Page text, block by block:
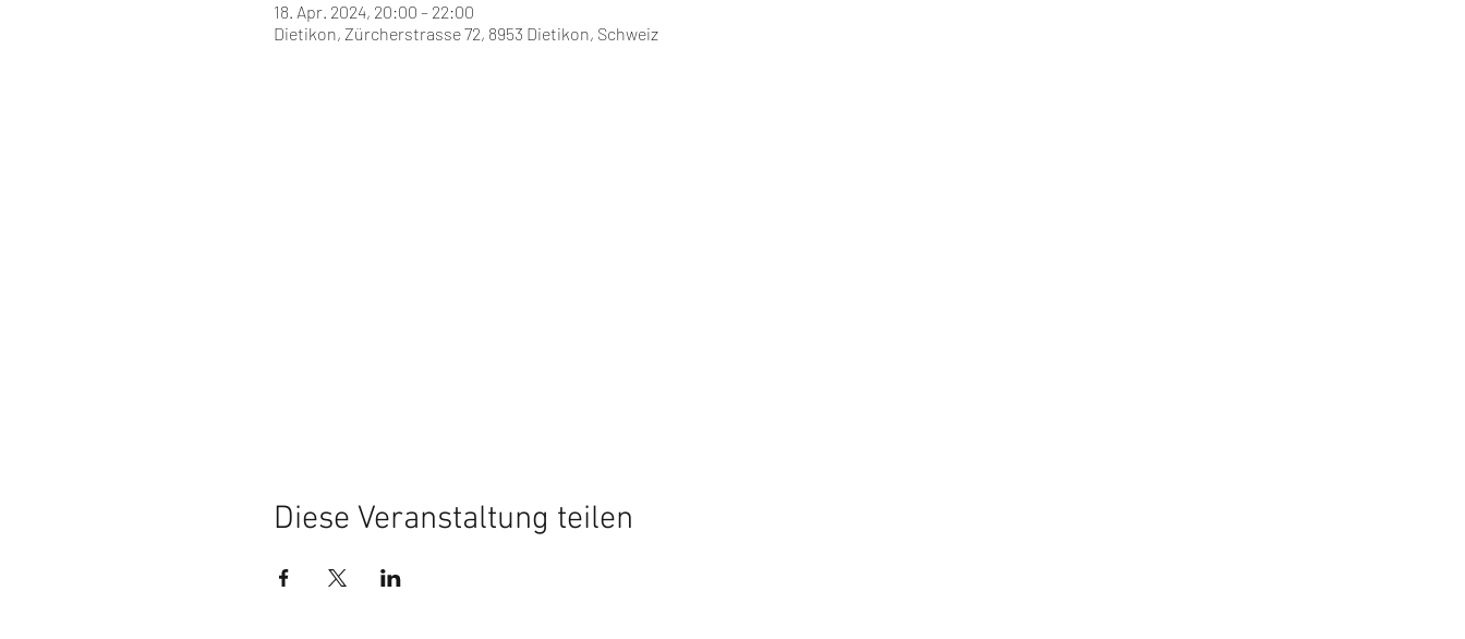
18. Apr. 2024, 20:00 – 22:00
Dietikon, Zürcherstrasse 72, 8953 Dietikon, Schweiz
Diese Veranstaltung teilen